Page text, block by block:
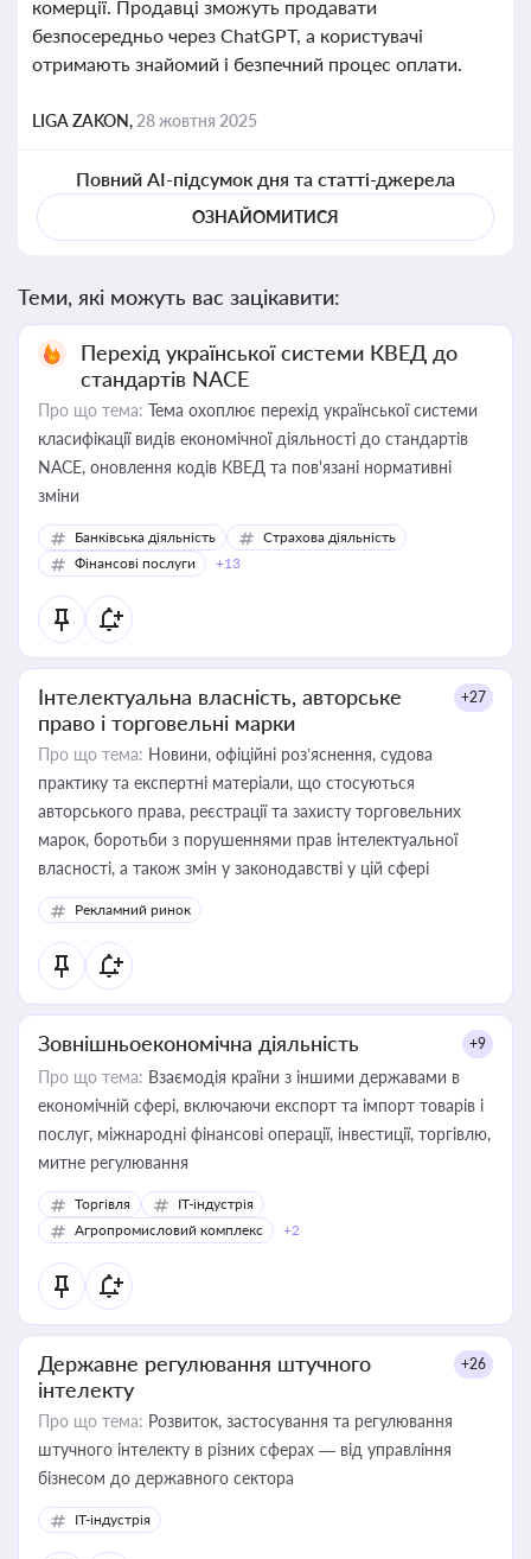
комерції. Продавці зможуть продавати
безпосередньо через ChatGPT, а користувачі
отримають знайомий і безпечний процес оплати.
LIGA ZAKON, 28 жовтня 2025
Повний AI-підсумок дня та статті-джерела
ОЗНАЙОМИТИСЯ
Теми, які можуть вас зацікавити:
Перехід української системи КВЕД до
стандартів NACE
Про що тема: Тема охоплює перехід української системи
класифікації видів економічної діяльності до стандартів
NACE, оновлення кодів КВЕД та пов'язані нормативні
зміни
Банківська діяльність
Страхова діяльність
Фінансові послуги
+13
Інтелектуальна власність, авторське
право і торговельні марки
+27
Про що тема: Новини, офіційні роз’яснення, судова
практику та експертні матеріали, що стосуються
авторського права, реєстрації та захисту торговельних
марок, боротьби з порушеннями прав інтелектуальної
власності, а також змін у законодавстві у цій сфері
Рекламний ринок
Зовнішньоекономічна діяльність +9
Про що тема: Взаємодія країни з іншими державами в
економічній сфері, включаючи експорт та імпорт товарів і
послуг, міжнародні фінансові операції, інвестиції, торгівлю,
митне регулювання
Торгівля
IT-індустрія
Агропромисловий комплекс
+2
Державне регулювання штучного
інтелекту
+26
Про що тема: Розвиток, застосування та регулювання
штучного інтелекту в різних сферах — від управління
бізнесом до державного сектора
IT-індустрія